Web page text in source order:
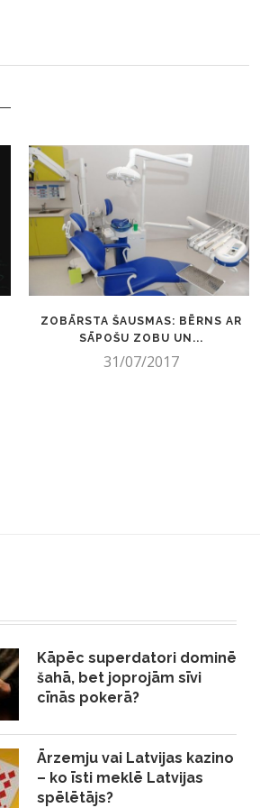
ZOBĀRSTA ŠAUSMAS: BĒRNS AR
SĀPOŠU ZOBU UN...
31/07/2017
Kāpēc superdatori dominē
šahā, bet joprojām sīvi
cīnās pokerā?
Ārzemju vai Latvijas kazino
– ko īsti meklē Latvijas
spēlētājs?